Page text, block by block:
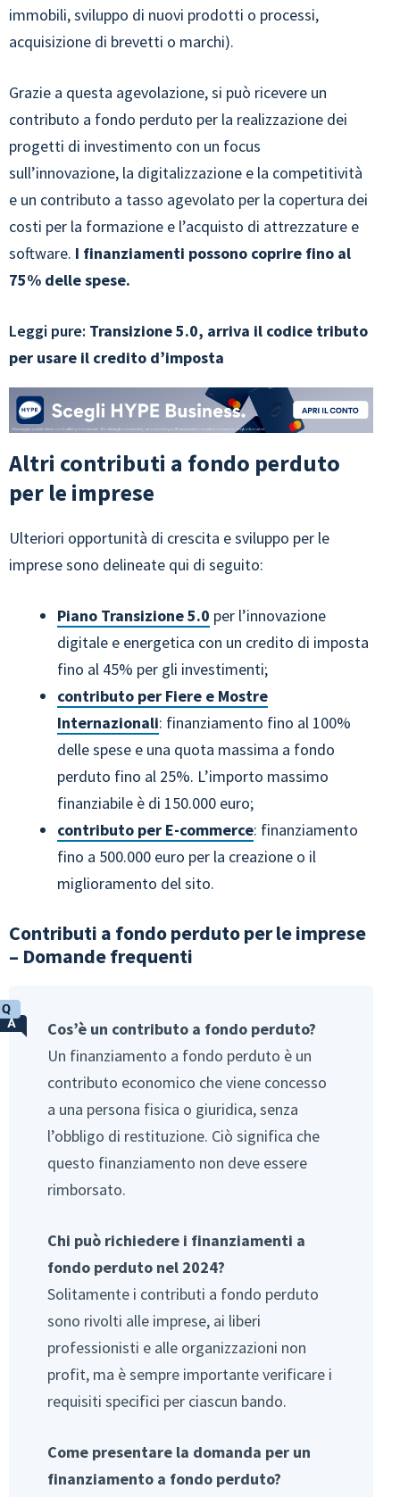
immobili, sviluppo di nuovi prodotti o processi,
acquisizione di brevetti o marchi).
Grazie a questa agevolazione, si può ricevere un
contributo a fondo perduto per la realizzazione dei
progetti di investimento con un focus
sull’innovazione, la digitalizzazione e la competitività
e un contributo a tasso agevolato per la copertura dei
costi per la formazione e l’acquisto di attrezzature e
software. I finanziamenti possono coprire fino al
75% delle spese.
Leggi pure: Transizione 5.0, arriva il codice tributo
per usare il credito d’imposta
Altri contributi a fondo perduto
per le imprese
Ulteriori opportunità di crescita e sviluppo per le
imprese sono delineate qui di seguito:
Piano Transizione 5.0 per l’innovazione
digitale e energetica con un credito di imposta
fino al 45% per gli investimenti;
contributo per Fiere e Mostre
Internazionali: finanziamento fino al 100%
delle spese e una quota massima a fondo
perduto fino al 25%. L’importo massimo
finanziabile è di 150.000 euro;
contributo per E-commerce: finanziamento
fino a 500.000 euro per la creazione o il
miglioramento del sito.
Contributi a fondo perduto per le imprese
– Domande frequenti
Cos’è un contributo a fondo perduto?
Un finanziamento a fondo perduto è un
contributo economico che viene concesso
a una persona fisica o giuridica, senza
l’obbligo di restituzione. Ciò significa che
questo finanziamento non deve essere
rimborsato.
Chi può richiedere i finanziamenti a
fondo perduto nel 2024?
Solitamente i contributi a fondo perduto
sono rivolti alle imprese, ai liberi
professionisti e alle organizzazioni non
profit, ma è sempre importante verificare i
requisiti specifici per ciascun bando.
Come presentare la domanda per un
finanziamento a fondo perduto?